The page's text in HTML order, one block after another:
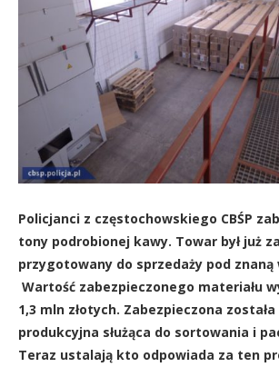
Policjanci z częstochowskiego CBŚP
tony podrobionej kawy. Towar był już
przygotowany do sprzedaży pod znaną
Wartość zabezpieczonego materiału
1,3 mln złotych. Zabezpieczona
produkcyjna służąca do sortowania i
Teraz ustalają kto odpowiada za ten